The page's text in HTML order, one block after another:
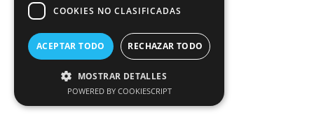
COOKIES NO CLASIFICADAS
ACEPTAR TODO RECHAZAR TODO
MOSTRAR DETALLES
POWERED BY COOKIESCRIPT